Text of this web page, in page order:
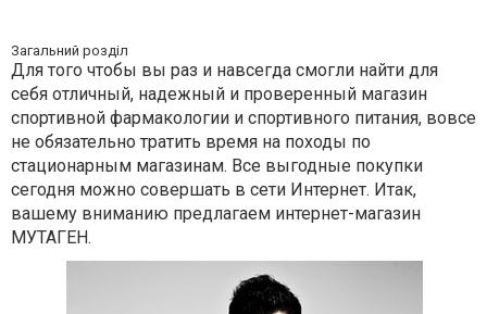
Загальний розділ
Для того чтобы вы раз и навсегда смогли найти для
себя отличный, надежный и проверенный магазин
спортивной фармакологии и спортивного питания, вовсе
не обязательно тратить время на походы по
стационарным магазинам. Все выгодные покупки
сегодня можно совершать в сети Интернет. Итак,
вашему вниманию предлагаем интернет-магазин
МУТАГЕН.